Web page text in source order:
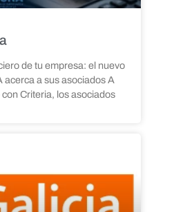
de tu empresa: el nuevo
acerca a sus asociados A
Criteria, los asociados